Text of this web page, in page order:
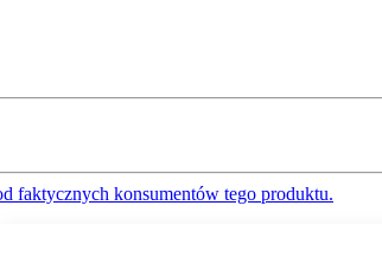
faktycznych konsumentów tego produktu.